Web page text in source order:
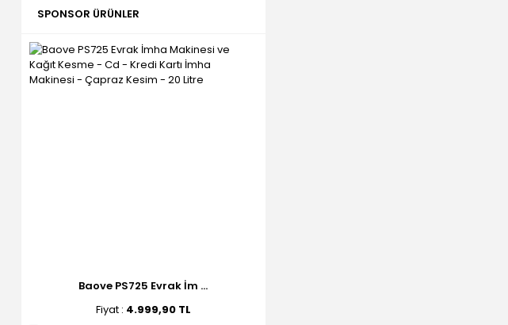
SPONSOR ÜRÜNLER
Baove PS725 Evrak İm ...
Fiyat : 4.999,90 TL